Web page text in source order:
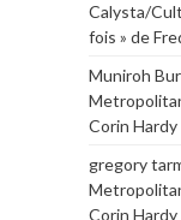
Calysta/
fois » de
Muniroh
Corin Hardy
gregory
Corin Hardy